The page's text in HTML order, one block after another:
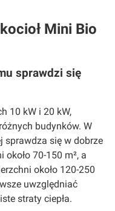
Mini Bio
sprawdzi się
10 kW i 20 kW,
budynków. W
sprawdza się w dobrze
70-150 m², a
około 120-250
uwzględniać
straty ciepła.